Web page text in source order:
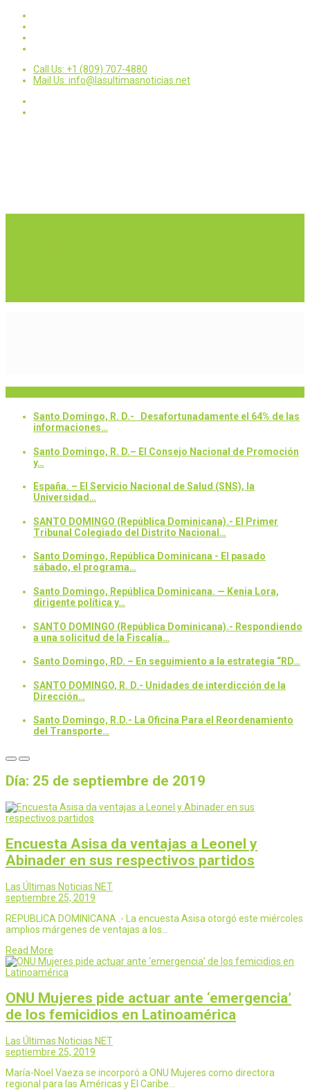
Call Us: +1 (809) 707-4880
Mail Us: info@lasultimasnoticias.net
Santo Domingo, R. D.- Desafortunadamente el 64% de las
informaciones…
Santo Domingo, R. D.– El Consejo Nacional de Promoción
y…
España. – El Servicio Nacional de Salud (SNS), la
Universidad…
SANTO DOMINGO (República Dominicana).- El Primer
Tribunal Colegiado del Distrito Nacional…
Santo Domingo, República Dominicana - El pasado
sábado, el programa…
Santo Domingo, República Dominicana. — Kenia Lora,
dirigente política y…
SANTO DOMINGO (República Dominicana).- Respondiendo
a una solicitud de la Fiscalía…
Santo Domingo, RD. – En seguimiento a la estrategia “RD…
SANTO DOMINGO, R. D.- Unidades de interdicción de la
Dirección…
Santo Domingo, R.D.- La Oficina Para el Reordenamiento
del Transporte…
Día: 25 de septiembre de 2019
Encuesta Asisa da ventajas a Leonel y
Abinader en sus respectivos partidos
Las Últimas Noticias NET
septiembre 25, 2019
REPUBLICA DOMINICANA .- La encuesta Asisa otorgó este miércoles
amplios márgenes de ventajas a los…
Read More
ONU Mujeres pide actuar ante ‘emergencia’
de los femicidios en Latinoamérica
Las Últimas Noticias NET
septiembre 25, 2019
María-Noel Vaeza se incorporó a ONU Mujeres como directora
regional para las Américas y El Caribe…